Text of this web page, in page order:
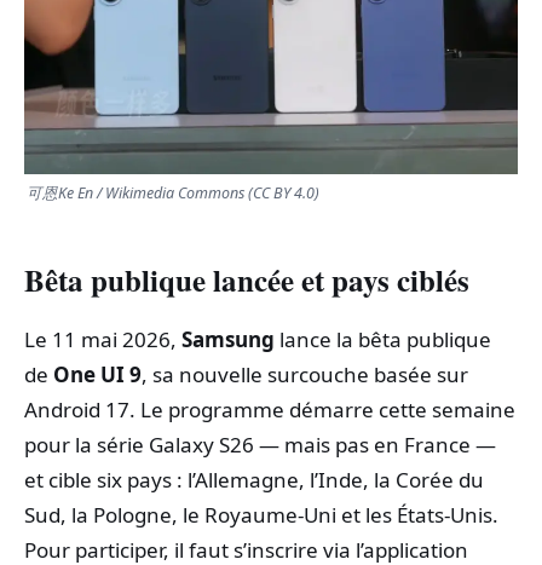
FAITS DIVERS
TRANSPORTS
ÉCONOMIE
SPORT
CULTURE
SCIENCES & TECH
可恩Ke En / Wikimedia Commons (CC BY 4.0)
Bêta publique lancée et pays ciblés
Le 11 mai 2026, Samsung lance la bêta publique
de One UI 9, sa nouvelle surcouche basée sur
Android 17. Le programme démarre cette semaine
pour la série Galaxy S26 — mais pas en France —
et cible six pays : l’Allemagne, l’Inde, la Corée du
Sud, la Pologne, le Royaume‑Uni et les États‑Unis.
Pour participer, il faut s’inscrire via l’application